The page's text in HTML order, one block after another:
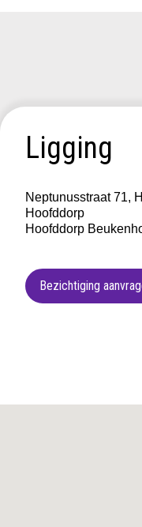
Ligging
Neptunusstraat 71,
Hoofddorp
Hoofddorp
Bezichtiging